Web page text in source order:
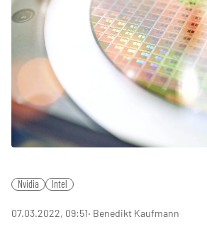
Nvidia Intel
07.03.2022, 09:51‧ Benedikt Kaufmann